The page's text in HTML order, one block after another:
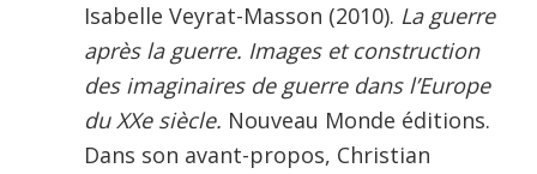
Isabelle Veyrat-Masson (2010). La guerre
après la guerre. Images et construction
des imaginaires de guerre dans l’Europe
du XXe siècle. Nouveau Monde éditions.
Dans son avant-propos, Christian